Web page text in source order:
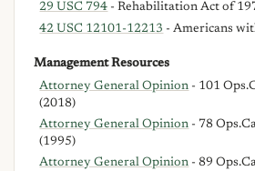
29 USC 794 - Rehabilitation Act of
42 USC 12101-12213 - Americans
Management Resources
Attorney General Opinion - 101
(2018)
Attorney General Opinion - 78
(1995)
Attorney General Opinion - 89